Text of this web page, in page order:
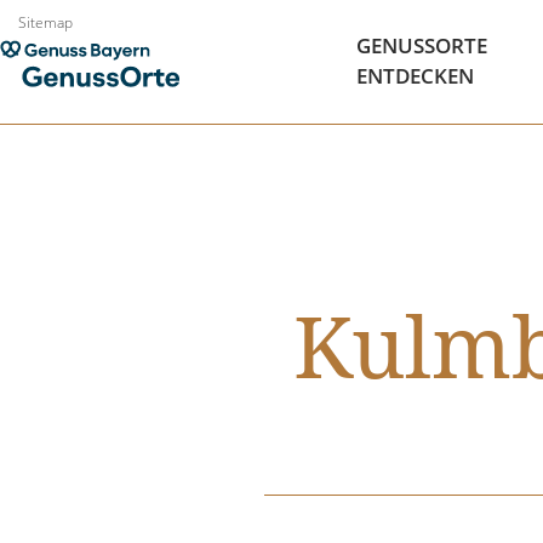
Zum
Inhalt
springen
Sitemap
GENUSSORTE
ENTDECKEN